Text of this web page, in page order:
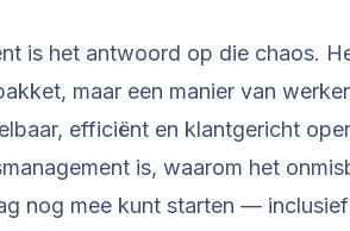
is het antwoord op die chaos.
maar een manier van
efficiënt en klantgericht
is, waarom het
nog mee kunt starten —